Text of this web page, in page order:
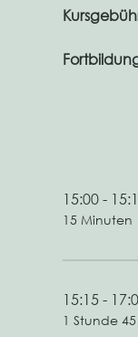
15:00 -
15 Minuten
15:15 -
1 Stunde